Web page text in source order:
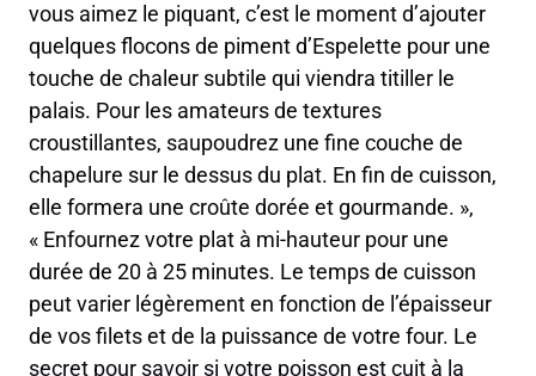
vous aimez le piquant, c’est le moment d’ajouter
quelques flocons de piment d’Espelette pour une
touche de chaleur subtile qui viendra titiller le
palais. Pour les amateurs de textures
croustillantes, saupoudrez une fine couche de
chapelure sur le dessus du plat. En fin de cuisson,
elle formera une croûte dorée et gourmande. »,
« Enfournez votre plat à mi-hauteur pour une
durée de 20 à 25 minutes. Le temps de cuisson
peut varier légèrement en fonction de l’épaisseur
de vos filets et de la puissance de votre four. Le
secret pour savoir si votre poisson est cuit à la